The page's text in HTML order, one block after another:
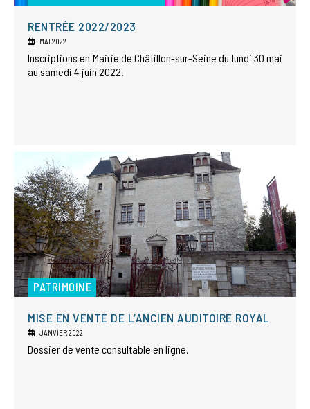
RENTRÉE 2022/2023
MAI 2022
Inscriptions en Mairie de Châtillon-sur-Seine du lundi 30 mai
au samedi 4 juin 2022.
PATRIMOINE
MISE EN VENTE DE L’ANCIEN AUDITOIRE ROYAL
JANVIER 2022
Dossier de vente consultable en ligne.